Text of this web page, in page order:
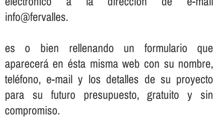
info@fervalles.
es o bien rellenando un formulario que
aparecerá en ésta misma web con su nombre,
teléfono, e-mail y los detalles de su proyecto
para su futuro presupuesto, gratuito y sin
compromiso.